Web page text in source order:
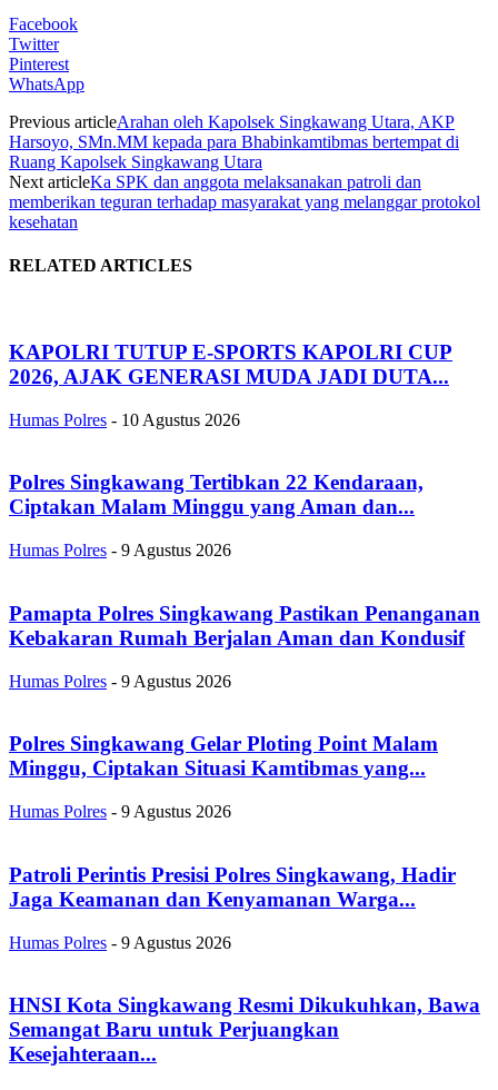
Facebook
Twitter
Pinterest
WhatsApp
Previous articleArahan oleh Kapolsek Singkawang Utara, AKP
Harsoyo, SMn.MM kepada para Bhabinkamtibmas bertempat di
Ruang Kapolsek Singkawang Utara
Next articleKa SPK dan anggota melaksanakan patroli dan
memberikan teguran terhadap masyarakat yang melanggar protokol
kesehatan
RELATED ARTICLES
KAPOLRI TUTUP E-SPORTS KAPOLRI CUP
2026, AJAK GENERASI MUDA JADI DUTA...
Humas Polres - 10 Agustus 2026
Polres Singkawang Tertibkan 22 Kendaraan,
Ciptakan Malam Minggu yang Aman dan...
Humas Polres - 9 Agustus 2026
Pamapta Polres Singkawang Pastikan Penanganan
Kebakaran Rumah Berjalan Aman dan Kondusif
Humas Polres - 9 Agustus 2026
Polres Singkawang Gelar Ploting Point Malam
Minggu, Ciptakan Situasi Kamtibmas yang...
Humas Polres - 9 Agustus 2026
Patroli Perintis Presisi Polres Singkawang, Hadir
Jaga Keamanan dan Kenyamanan Warga...
Humas Polres - 9 Agustus 2026
HNSI Kota Singkawang Resmi Dikukuhkan, Bawa
Semangat Baru untuk Perjuangkan
Kesejahteraan...